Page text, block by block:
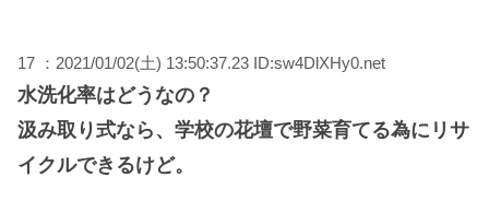
17 ：2021/01/02(土) 13:50:37.23 ID:sw4DlXHy0.net
水洗化率はどうなの？
汲み取り式なら、学校の花壇で野菜育てる為にリサ
イクルできるけど。